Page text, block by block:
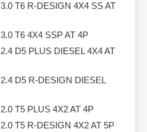
3.0 T6 R-DESIGN 4X4 SS AT
3.0 T6 4X4 SSP AT 4P
2.4 D5 PLUS DIESEL 4X4 AT
2.4 D5 R-DESIGN DIESEL
2.0 T5 PLUS 4X2 AT 4P
2.0 T5 R-DESIGN 4X2 AT 5P